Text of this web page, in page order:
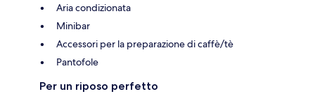
Aria condizionata
Minibar
Accessori per la preparazione di caffè/tè
Pantofole
Per un riposo perfetto